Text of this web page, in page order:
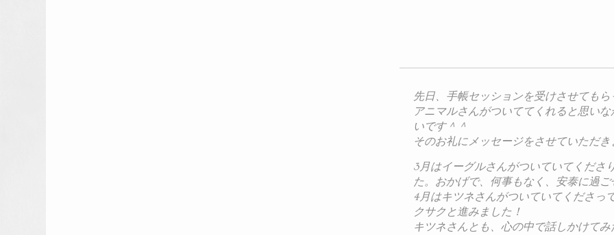
先日、手帳セッションを受けさせても
アニマルさんがついててくれると思い
いです＾＾
そのお礼にメッセージをさせていただき
3月はイーグルさんがついていてくださ
た。おかげで、何事もなく、安泰に過
4月はキツネさんがついていてくださっ
クサクと進みました！
キツネさんとも、心の中で話しかけて